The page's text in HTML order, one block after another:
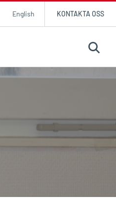
English KONTAKTA OSS